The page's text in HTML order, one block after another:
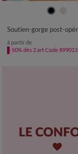
à partir de
-50% dès 2 art Code 899013